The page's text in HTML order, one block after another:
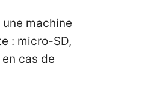
machine
: micro-SD,
cas de